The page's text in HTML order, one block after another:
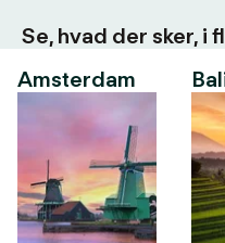
Se, hvad der sker,
Amsterdam